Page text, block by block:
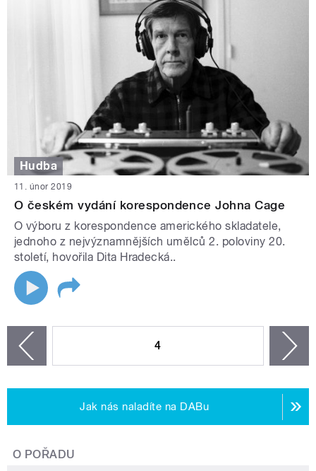
Hudba
11. únor 2019
O českém vydání korespondence Johna Cage
O výboru z korespondence amerického skladatele,
jednoho z nejvýznamnějších umělců 2. poloviny 20.
století, hovořila Dita Hradecká..
4
Jak nás naladíte na DABu
O POŘADU